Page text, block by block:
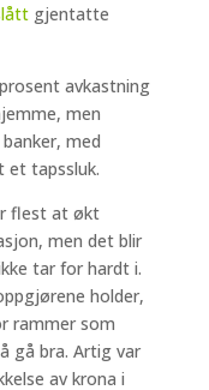
gjentatte
avkastning
men
med
et tapssluk.
flest at økt
men det blir
tar for hardt i.
holder,
rammer som
gå bra. Artig var
av krona i